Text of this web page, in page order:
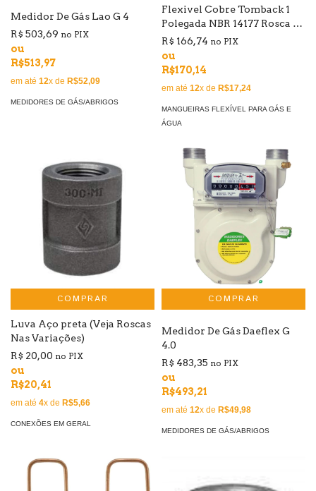
Medidor De Gás Lao G 4
R$ 503,69 no PIX
ou
R$513,97
em até 12x de R$52,09
MEDIDORES DE GÁS/ABRIGOS
Flexivel Cobre Tomback 1
Polegada NBR 14177 Rosca 1¨
Fêmea Giratória x 1¨ Macho
Fixo (Veja Tamanhos Nas
Variações)
R$ 166,74 no PIX
ou
R$170,14
em até 12x de R$17,24
MANGUEIRAS FLEXÍVEL PARA GÁS E
ÁGUA
COMPRAR
Luva Aço preta (Veja Roscas
Nas Variações)
R$ 20,00 no PIX
ou
R$20,41
em até 4x de R$5,66
CONEXÕES EM GERAL
Medidor De Gás Daeflex G
4.0
R$ 483,35 no PIX
ou
R$493,21
em até 12x de R$49,98
MEDIDORES DE GÁS/ABRIGOS